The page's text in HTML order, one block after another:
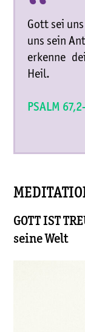
Gott sei
uns sein
erkenne
Heil.
PSALM
GOTT IST
seine Welt